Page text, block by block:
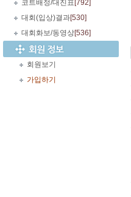
코트배정/대진표 [792]
대회(입상)결과[530]
대회화보/동영상[536]
회원보기
가입하기